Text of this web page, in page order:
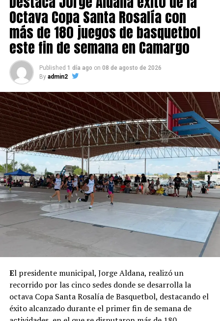
Octava Copa Santa Rosalía con
más de 180 juegos de basquetbol
este fin de semana en Camargo
Published 1 día ago on 08 de agosto de 2026
By admin2
El presidente municipal, Jorge Aldana, realizó un
recorrido por las cinco sedes donde se desarrolla la
octava Copa Santa Rosalía de Basquetbol, destacando el
éxito alcanzado durante el primer fin de semana de